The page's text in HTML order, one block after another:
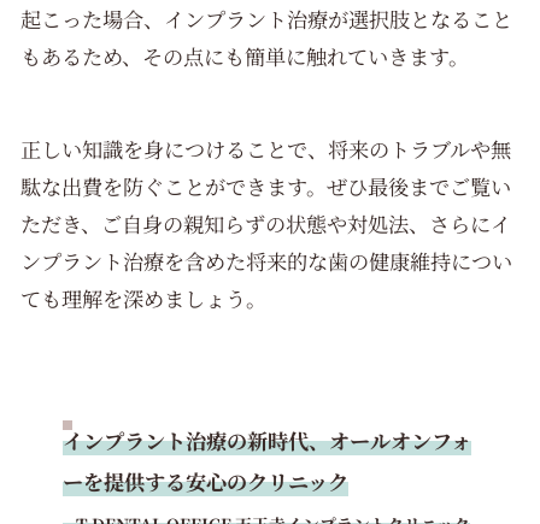
起こった場合、インプラント治療が選択肢となること
もあるため、その点にも簡単に触れていきます。
正しい知識を身につけることで、将来のトラブルや無
駄な出費を防ぐことができます。ぜひ最後までご覧い
ただき、ご自身の親知らずの状態や対処法、さらにイ
ンプラント治療を含めた将来的な歯の健康維持につい
ても理解を深めましょう。
インプラント治療の新時代、オールオンフォ
ーを提供する安心のクリニック